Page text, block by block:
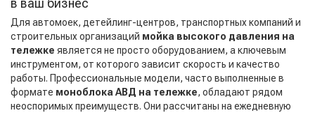
в ваш бизнес
Для автомоек, детейлинг-центров, транспортных компаний и
строительных организаций мойка высокого давления на
тележке является не просто оборудованием, а ключевым
инструментом, от которого зависит скорость и качество
работы. Профессиональные модели, часто выполненные в
формате моноблока АВД на тележке, обладают рядом
неоспоримых преимуществ. Они рассчитаны на ежедневную